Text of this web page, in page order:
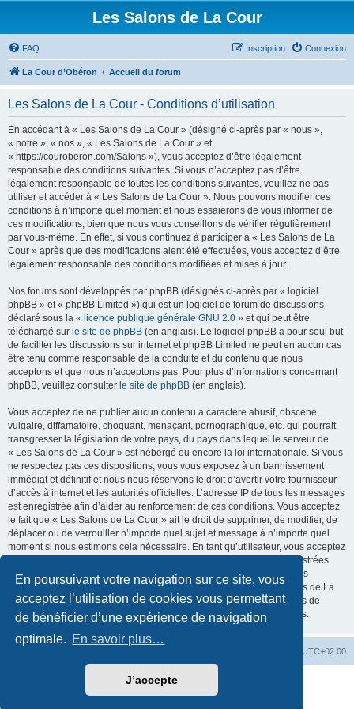
En poursuivant votre navigation sur ce site, vous
acceptez l’utilisation de cookies vous permettant
de bénéficier d’une expérience de navigation
optimale. En savoir plus…
J’accepte
Les Salons de La Cour
FAQ Connexion
Inscription
La Cour d’Obéron Accueil du forum
Les Salons de La Cour - Conditions d’utilisation
En accédant à « Les Salons de La Cour » (désigné ci-après par « nous »,
« notre », « nos », « Les Salons de La Cour » et
« https://couroberon.com/Salons »), vous acceptez d’être légalement
responsable des conditions suivantes. Si vous n’acceptez pas d’être
légalement responsable de toutes les conditions suivantes, veuillez ne pas
utiliser et accéder à « Les Salons de La Cour ». Nous pouvons modifier ces
conditions à n’importe quel moment et nous essaierons de vous informer de
ces modifications, bien que nous vous conseillons de vérifier régulièrement
par vous-même. En effet, si vous continuez à participer à « Les Salons de La
Cour » après que des modifications aient été effectuées, vous acceptez d’être
légalement responsable des conditions modifiées et mises à jour.
Nos forums sont développés par phpBB (désignés ci-après par « logiciel
phpBB » et « phpBB Limited ») qui est un logiciel de forum de discussions
déclaré sous la « licence publique générale GNU 2.0 » et qui peut être
téléchargé sur le site de phpBB (en anglais). Le logiciel phpBB a pour seul but
de faciliter les discussions sur internet et phpBB Limited ne peut en aucun cas
être tenu comme responsable de la conduite et du contenu que nous
acceptons et que nous n’acceptons pas. Pour plus d’informations concernant
phpBB, veuillez consulter le site de phpBB (en anglais).
Vous acceptez de ne publier aucun contenu à caractère abusif, obscène,
vulgaire, diffamatoire, choquant, menaçant, pornographique, etc. qui pourrait
transgresser la législation de votre pays, du pays dans lequel le serveur de
« Les Salons de La Cour » est hébergé ou encore la loi internationale. Si vous
ne respectez pas ces dispositions, vous vous exposez à un bannissement
immédiat et définitif et nous nous réservons le droit d’avertir votre fournisseur
d’accès à internet et les autorités officielles. L’adresse IP de tous les messages
est enregistrée afin d’aider au renforcement de ces conditions. Vous acceptez
le fait que « Les Salons de La Cour » ait le droit de supprimer, de modifier, de
déplacer ou de verrouiller n’importe quel sujet et message à n’importe quel
moment si nous estimons cela nécessaire. En tant qu’utilisateur, vous acceptez
que toutes les informations que vous avez renseignées soient enregistrées
dans notre base de données. Bien que ces informations ne seront pas
diffusées à une tierce partie sans votre consentement, ni « Les Salons de La
Cour », ni phpBB, ne pourront être tenus comme responsables en cas de
tentative de piratage informatique visant à compromettre vos données.
UTC+02:00
phpBB® Forum Software © phpBB Limited
©